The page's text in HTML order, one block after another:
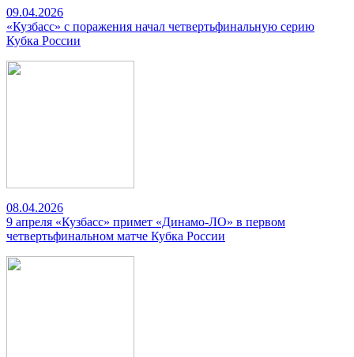
09.04.2026
«Кузбасс» с поражения начал четвертьфинальную серию
Кубка России
08.04.2026
9 апреля «Кузбасс» примет «Динамо-ЛО» в первом
четвертьфинальном матче Кубка России